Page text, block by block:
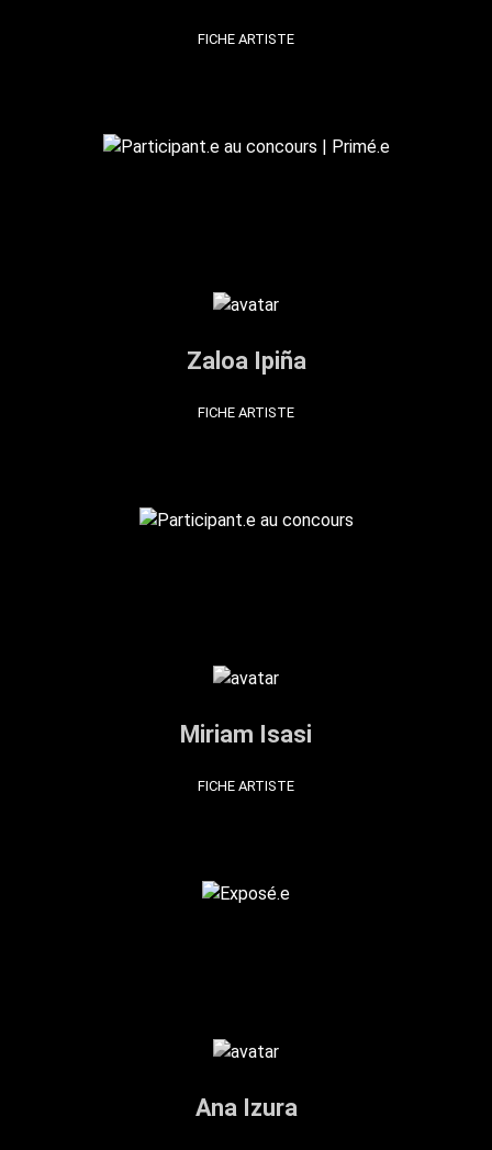
FICHE ARTISTE
Zaloa Ipiña
FICHE ARTISTE
Miriam Isasi
FICHE ARTISTE
Ana Izura